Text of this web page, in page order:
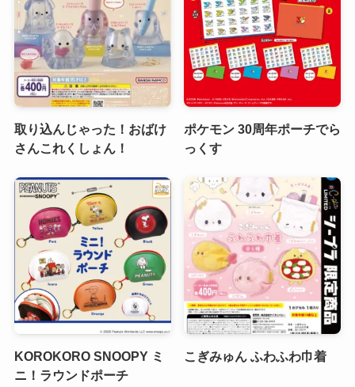
取り込んじゃった！おばけ
さんこれくしょん！
ポケモン 30周年ポーチでら
っくす
KOROKORO SNOOPY ミ
ニ！ラウンドポーチ
こぎみゅん ふわふわ巾着